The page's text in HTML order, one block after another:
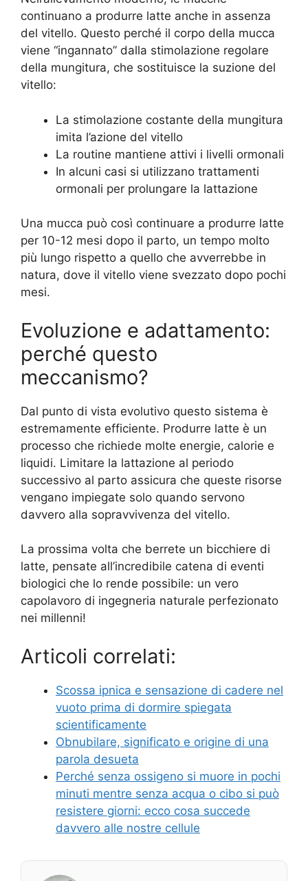
continuano a produrre latte anche in assenza
del vitello. Questo perché il corpo della mucca
viene “ingannato” dalla stimolazione regolare
della mungitura, che sostituisce la suzione del
vitello:
La stimolazione costante della mungitura
imita l’azione del vitello
La routine mantiene attivi i livelli ormonali
In alcuni casi si utilizzano trattamenti
ormonali per prolungare la lattazione
Una mucca può così continuare a produrre latte
per 10-12 mesi dopo il parto, un tempo molto
più lungo rispetto a quello che avverrebbe in
natura, dove il vitello viene svezzato dopo pochi
mesi.
Evoluzione e adattamento:
perché questo
meccanismo?
Dal punto di vista evolutivo questo sistema è
estremamente efficiente. Produrre latte è un
processo che richiede molte energie, calorie e
liquidi. Limitare la lattazione al periodo
successivo al parto assicura che queste risorse
vengano impiegate solo quando servono
davvero alla sopravvivenza del vitello.
La prossima volta che berrete un bicchiere di
latte, pensate all’incredibile catena di eventi
biologici che lo rende possibile: un vero
capolavoro di ingegneria naturale perfezionato
nei millenni!
Articoli correlati:
Scossa ipnica e sensazione di cadere nel
vuoto prima di dormire spiegata
scientificamente
Obnubilare, significato e origine di una
parola desueta
Perché senza ossigeno si muore in pochi
minuti mentre senza acqua o cibo si può
resistere giorni: ecco cosa succede
davvero alle nostre cellule